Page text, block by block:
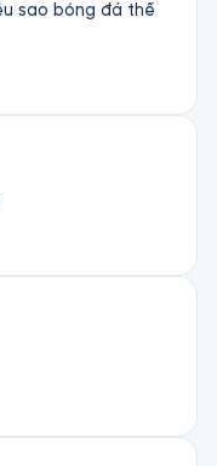
sao bóng đá thế